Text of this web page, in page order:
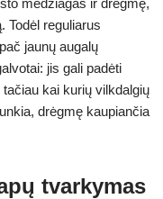
Todėl reguliarus
jaunų augalų
jis gali padėti
kai kurių vilkdalgių
drėgmę kaupiančia
tvarkymas